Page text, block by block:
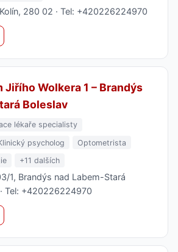
280 02 · Tel: +420226224970
Jiřího Wolkera 1 – Brandýs
Boleslav
lékaře specialisty
psycholog
Optometrista
+11 dalších
1, Brandýs nad Labem-Stará
Tel: +420226224970